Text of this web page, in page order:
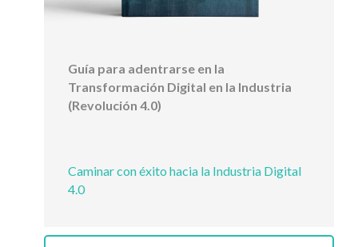
Guía para adentrarse en la
Transformación Digital en la Industria
(Revolución 4.0)
Caminar con éxito hacia la Industria Digital
4.0